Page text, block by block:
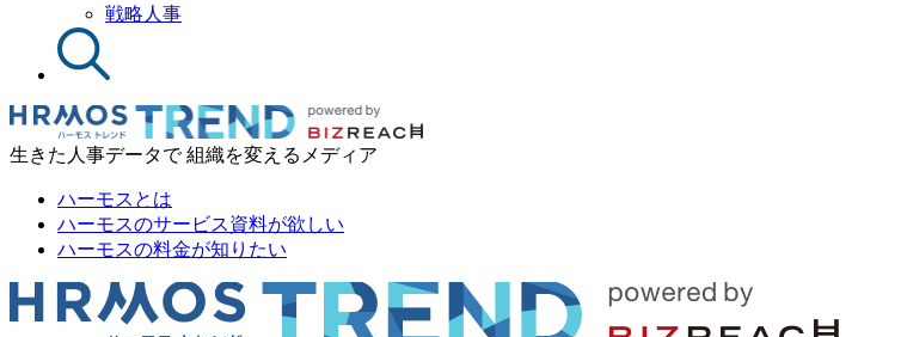
戦略人事
生きた人事データで 組織を変えるメディア
ハーモスとは
ハーモスのサービス資料が欲しい
ハーモスの料金が知りたい